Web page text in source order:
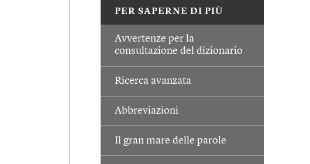
PER SAPERNE DI PIÙ
Avvertenze per la
consultazione del dizionario
Ricerca avanzata
Abbreviazioni
Il gran mare delle parole